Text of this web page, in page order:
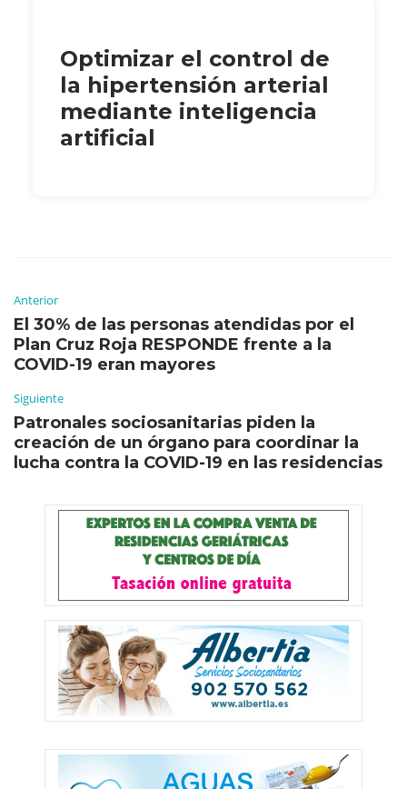
Optimizar el control de
la hipertensión arterial
mediante inteligencia
artificial
Anterior
El 30% de las personas atendidas por el
Plan Cruz Roja RESPONDE frente a la
COVID-19 eran mayores
Siguiente
Patronales sociosanitarias piden la
creación de un órgano para coordinar la
lucha contra la COVID-19 en las residencias